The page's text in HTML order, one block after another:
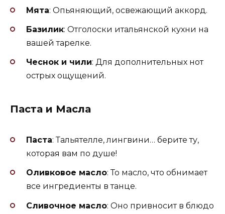
Мята: Опьяняющий, освежающий аккорд.
Базилик: Отголоски итальянской кухни на
вашей тарелке.
Чеснок и чили: Для дополнительных нот
острых ощущений.
Паста и Масла
Паста: Тальятелле, лингвини… берите ту,
которая вам по душе!
Оливковое масло: То масло, что обнимает
все ингредиенты в танце.
Сливочное масло: Оно привносит в блюдо